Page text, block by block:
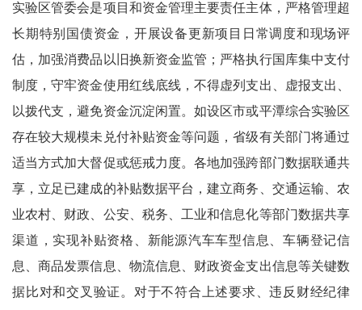
实验区管委会是项目和资金管理主要责任主体，严格管理超
长期特别国债资金，开展设备更新项目日常调度和现场评
估，加强消费品以旧换新资金监管；严格执行国库集中支付
制度，守牢资金使用红线底线，不得虚列支出、虚报支出、
以拨代支，避免资金沉淀闲置。如设区市或平潭综合实验区
存在较大规模未兑付补贴资金等问题，省级有关部门将通过
适当方式加大督促或惩戒力度。各地加强跨部门数据联通共
享，立足已建成的补贴数据平台，建立商务、交通运输、农
业农村、财政、公安、税务、工业和信息化等部门数据共享
渠道，实现补贴资格、新能源汽车车型信息、车辆登记信
息、商品发票信息、物流信息、财政资金支出信息等关键数
据比对和交叉验证。对于不符合上述要求、违反财经纪律